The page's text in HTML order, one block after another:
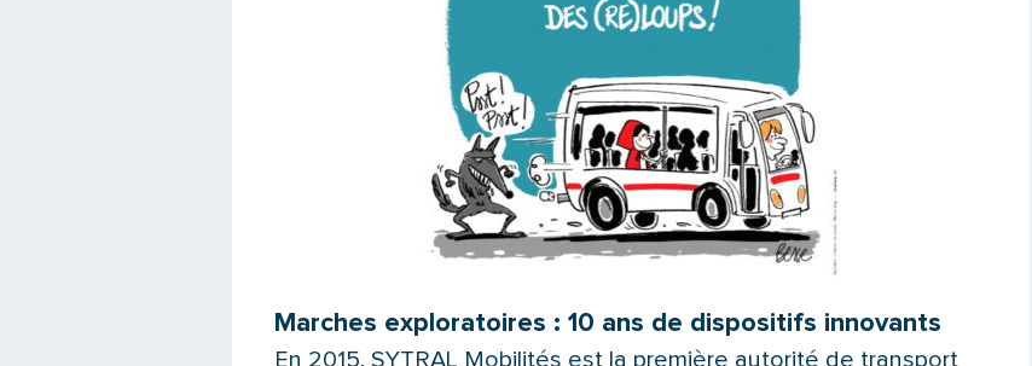
Marches exploratoires : 10 ans de dispositifs innovants
En 2015, SYTRAL Mobilités est la première autorité de transport